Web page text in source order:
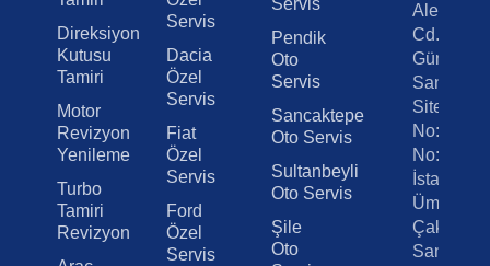
Direksiyon
Kutusu
Tamiri
Motor
Revizyon
Yenileme
Turbo
Tamiri
Revizyon
Servis
Dacia
Özel
Servis
Fiat
Özel
Servis
Ford
Özel
Servis
Pendik
Oto
Servis
Sancaktepe
Oto Servis
Sultanbeyli
Oto Servis
Şile
Oto
Alemdağ
Cd.
Sanayi
Sitesi A
No:179
No:23
İstanbul /
Ümraniye
Çakmak
Sanayi